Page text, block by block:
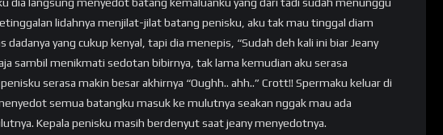
dia langsung menyedot batang kemaluanku yang dari tadi sudah menunggu
lidahnya menjilat-jilat batang penisku, aku tak mau tinggal diam
yang cukup kenyal, tapi dia menepis, “Sudah deh kali ini biar Jeany
sambil menikmati sedotan bibirnya, tak lama kemudian aku serasa
serasa makin besar akhirnya “Oughh.. ahh..” Crott!! Spermaku keluar di
semua batangku masuk ke mulutnya seakan nggak mau ada
Kepala penisku masih berdenyut saat jeany menyedotnya.